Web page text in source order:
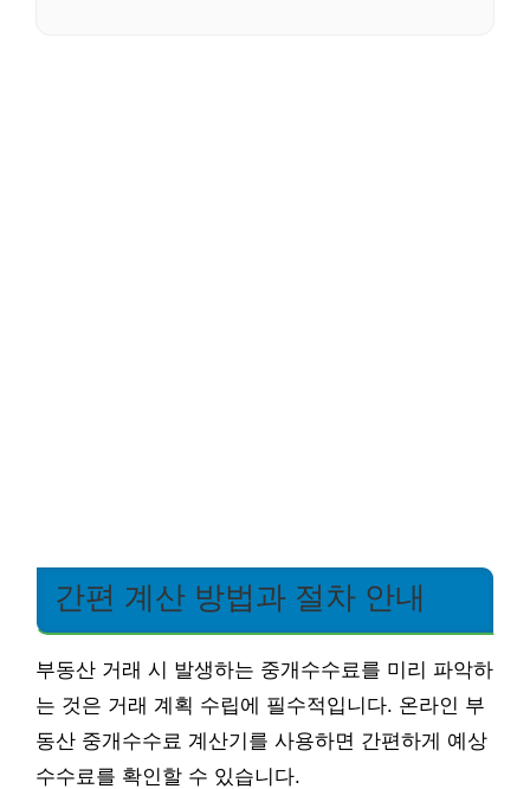
간편 계산 방법과 절차 안내
부동산 거래 시 발생하는 중개수수료를 미리 파악하
는 것은 거래 계획 수립에 필수적입니다. 온라인 부
동산 중개수수료 계산기를 사용하면 간편하게 예상
수수료를 확인할 수 있습니다.